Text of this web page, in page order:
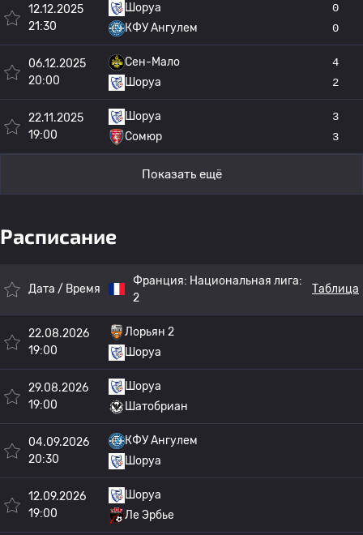
12.12.2025
21:30
Шоруа
КФУ Ангулем
0
0
06.12.2025
20:00
Сен-Мало
Шоруа
4
2
22.11.2025
19:00
Шоруа
Сомюр
3
3
Показать ещё
Расписание
Дата / Время
Франция: Национальная лига:
2
Таблица
22.08.2026
19:00
Лорьян 2
Шоруа
29.08.2026
19:00
Шоруа
Шатобриан
04.09.2026
20:30
КФУ Ангулем
Шоруа
12.09.2026
19:00
Шоруа
Ле Эрбье